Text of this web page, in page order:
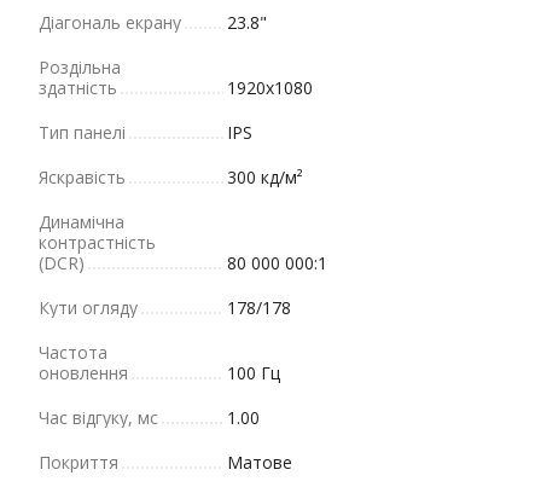
Діагональ екрану
23.8"
Роздільна
здатність
1920x1080
Тип панелі
IPS
Яскравість
300 кд/м²
Динамічна
контрастність
(DCR)
80 000 000:1
Кути огляду
178/178
Частота
оновлення
100 Гц
Час відгуку, мс
1.00
Покриття
Матове